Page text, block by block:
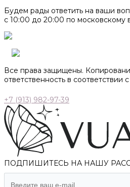
Будем рады ответить на ваши
с 10:00 до 20:00 по московскому
Все права защищены.
ответственность в соответствии
+7 (913) 982-97-39
ПОДПИШИТЕСЬ НА НАШУ